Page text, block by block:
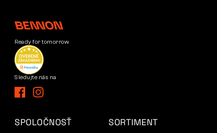
Ready for tomorrow
Sledujte nás na
SPOLOČNOSŤ SORTIMENT